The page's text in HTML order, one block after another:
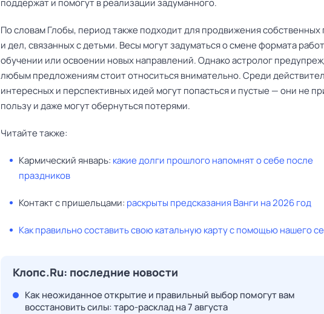
поддержат и помогут в реализации задуманного.
По словам Глобы, период также подходит для продвижения собственных
и дел, связанных с детьми. Весы могут задуматься о смене формата
обучении или освоении новых направлений. Однако астролог
любым предложениям стоит относиться внимательно. Среди
интересных и перспективных идей могут попасться и пустые — они не
пользу и даже могут обернуться потерями.
Читайте также:
Кармический январь: какие долги прошлого напомнят о себе после
праздников
Контакт с пришельцами: раскрыты предсказания Ванги на 2026 год
Как правильно составить свою катальную карту с помощью нашего
Клопс.Ru: последние новости
Как неожиданное открытие и правильный выбор помогут вам
восстановить силы: таро-расклад на 7 августа